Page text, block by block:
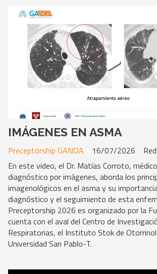
IMÁGENES EN ASMA
Preceptorship GANOA
16/07/2026
En este video, el Dr. Matías Corroto,
diagnóstico por imágenes, aborda los
imagenológicos en el asma y su
diagnóstico y el seguimiento de esta
Preceptorship 2026 es organizado por la
cuenta con el aval del Centro de
Respiratorias, el Instituto Stok de
Universidad San Pablo-T.